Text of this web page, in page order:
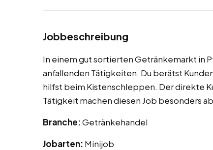
Jobbeschreibung
In einem gut sortierten Getränkemarkt in
anfallenden Tätigkeiten. Du berätst
hilfst beim Kistenschleppen. Der direkte
Tätigkeit machen diesen Job besonders
Branche:Getränkehandel
Jobarten: Minijob